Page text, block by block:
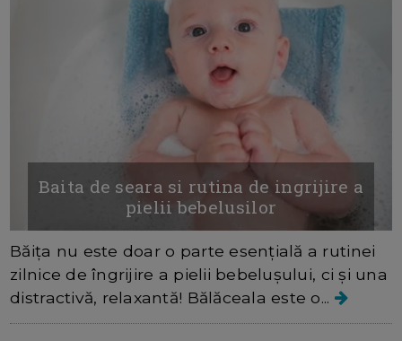
Baita de seara si rutina de ingrijire a
pielii bebelusilor
Băița nu este doar o parte esențială a rutinei
zilnice de îngrijire a pielii bebelușului, ci și una
distractivă, relaxantă! Bălăceala este o...